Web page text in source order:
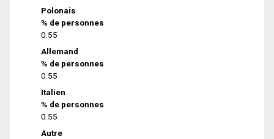
Polonais
% de personnes
0.55
Allemand
% de personnes
0.55
Italien
% de personnes
0.55
Autre